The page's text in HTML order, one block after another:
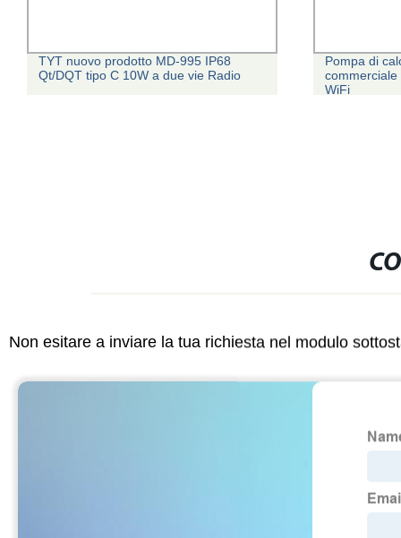
TYT nuovo prodotto MD-995 IP68
Qt/DQT tipo C 10W a due vie Radio
Pompa di
WiFi
Non esitare a inviare la tua richiesta nel modulo